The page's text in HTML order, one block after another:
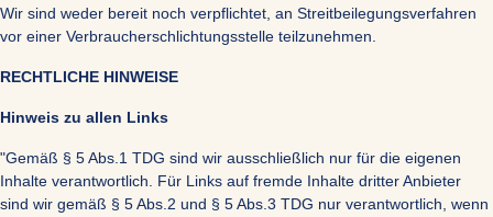
Wir sind weder bereit noch verpflichtet, an Streitbeilegungsverfahren
vor einer Verbraucherschlichtungsstelle teilzunehmen.
RECHTLICHE HINWEISE
Hinweis zu allen Links
"Gemäß § 5 Abs.1 TDG sind wir ausschließlich nur für die eigenen
Inhalte verantwortlich. Für Links auf fremde Inhalte dritter Anbieter
sind wir gemäß § 5 Abs.2 und § 5 Abs.3 TDG nur verantwortlich, wenn